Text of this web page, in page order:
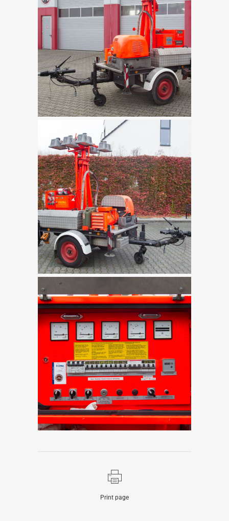
Print page